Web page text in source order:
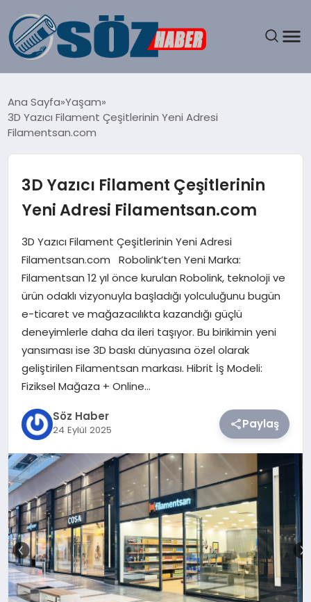
EĞITIM
SAĞLIK
DÜNYA
SIYASET
YAŞAM
Ana Sayfa Yaşam
3D Yazıcı Filament Çeşitlerinin Yeni Adresi
Filamentsan.com
3D Yazıcı Filament Çeşitlerinin
Yeni Adresi Filamentsan.com
3D Yazıcı Filament Çeşitlerinin Yeni Adresi
Filamentsan.com Robolink’ten Yeni Marka:
Filamentsan 12 yıl önce kurulan Robolink, teknoloji ve
ürün odaklı vizyonuyla başladığı yolculuğunu bugün
e-ticaret ve mağazacılıkta kazandığı güçlü
deneyimlerle daha da ileri taşıyor. Bu birikimin yeni
yansıması ise 3D baskı dünyasına özel olarak
geliştirilen Filamentsan markası. Hibrit İş Modeli:
Fiziksel Mağaza + Online…
Söz Haber
24 Eylül 2025 Paylaş